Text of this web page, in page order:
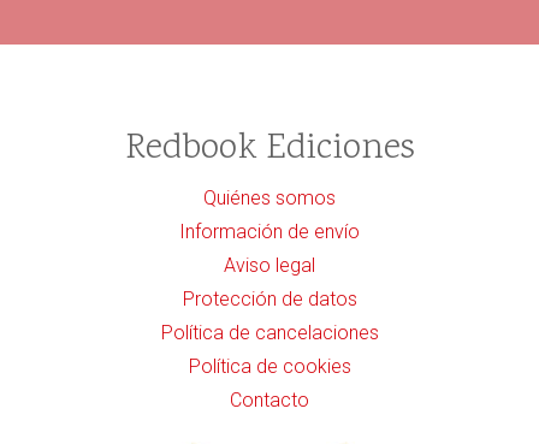
Redbook Ediciones
Quiénes somos
Información de envío
Aviso legal
Protección de datos
Política de cancelaciones
Política de cookies
Contacto